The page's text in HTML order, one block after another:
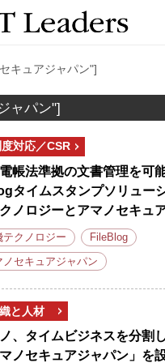
キュアジャパン"]
ャパン"]
対応／CSR
帳法準拠の文書管理を可
タイムスタンプソリュー
ノロジーとアマノセキュ
テクノロジー FileBlog
ノセキュアジャパン
と人材
、タイムビジネスを分割
マノセキュアジャパン」を